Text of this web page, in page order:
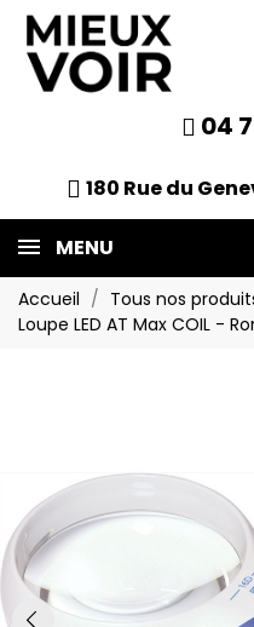
04
180 Rue du
MENU
Accueil Tous nos
Loupe LED AT Max COIL -